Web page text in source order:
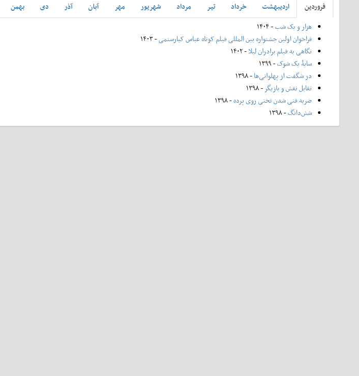
فروردين ارديبهشت خرداد تير مرداد شهريور مهر آبان آذر دی بهمن
هزار و یک شب- ۱۴۰۴
فراخوان اولین جشنواره بین المللی فیلم کوتاه عباس کیارستمی- ۱۴۰۳
نگاهی به فیلم برادران لیلا- ۱۴۰۲
سایۀ یک شوک- ۱۳۹۹
در شگفت از پهلوانی‌ها- ۱۳۹۸
تقابل نقش و بازیگر - ۱۳۹۸
ضربه فنی شدن تختی روی پرده- ۱۳۹۸
شش‌دانگ- ۱۳۹۸